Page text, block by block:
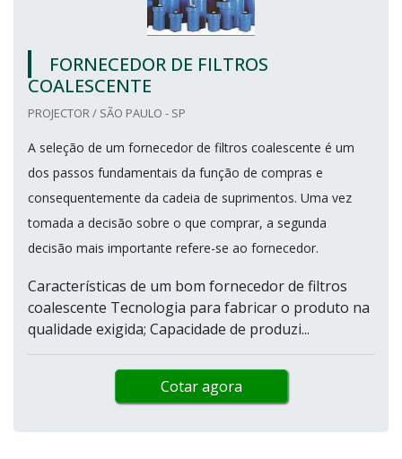
FORNECEDOR DE FILTROS
COALESCENTE
PROJECTOR / SÃO PAULO - SP
A seleção de um fornecedor de filtros coalescente é um
dos passos fundamentais da função de compras e
consequentemente da cadeia de suprimentos. Uma vez
tomada a decisão sobre o que comprar, a segunda
decisão mais importante refere-se ao fornecedor.
Características de um bom fornecedor de filtros
coalescente Tecnologia para fabricar o produto na
qualidade exigida; Capacidade de produzi...
Cotar agora